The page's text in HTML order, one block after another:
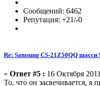
Сообщений: 6462
Репутация: +21/-0
Re: Samsung CS-21Z50QQ шасси
« Ответ #5 : 16 Октября
То, что он засвечивается, я